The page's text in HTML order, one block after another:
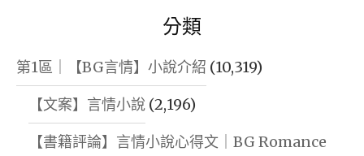
分類
第1區｜【BG言情】小說介紹 (10,319)
【文案】言情小說 (2,196)
【書籍評論】言情小說心得文｜BG Romance